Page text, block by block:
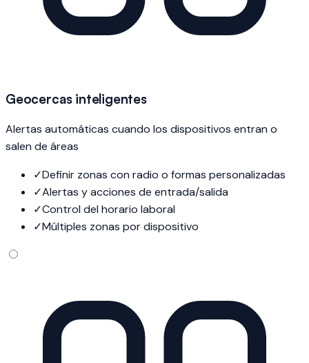
Geocercas inteligentes
Alertas automáticas cuando los dispositivos entran o
salen de áreas
✓Definir zonas con radio o formas personalizadas
✓Alertas y acciones de entrada/salida
✓Control del horario laboral
✓Múltiples zonas por dispositivo